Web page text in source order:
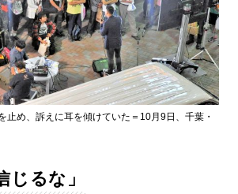
止め、訴えに耳を傾けていた＝10月9日、千葉・
じるな」